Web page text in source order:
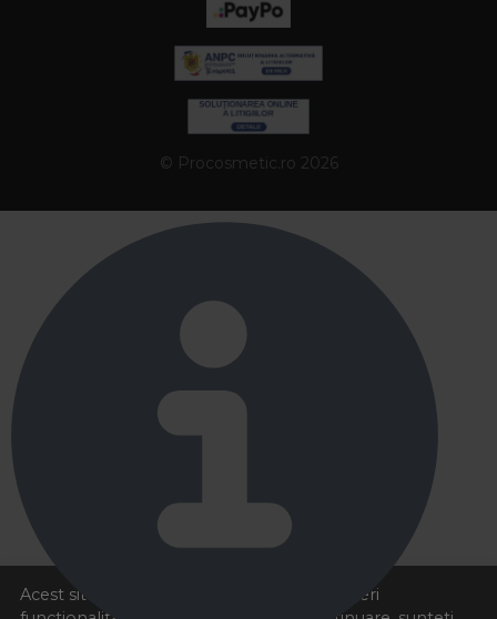
Acest site foloseste cookies pentru a va oferi
© Procosmetic.ro 2026